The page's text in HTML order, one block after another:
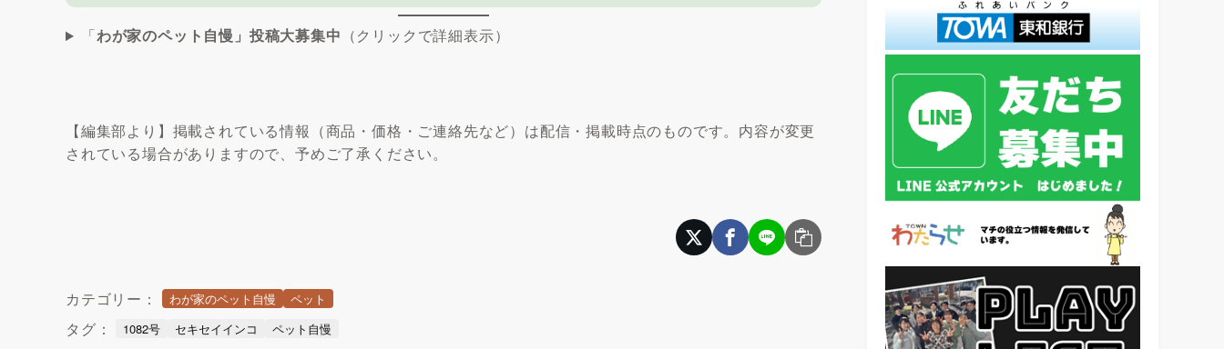
「わが家のペット自慢」投稿大募集中 （クリックで詳細表示）
【編集部より】掲載されている情報（商品・価格・ご連絡先など）は配信・掲載時点のものです。内容が変更
されている場合がありますので、予めご了承ください。
カテゴリー： わが家のペット自慢 ペット
タグ： 1082号 セキセイインコ ペット自慢